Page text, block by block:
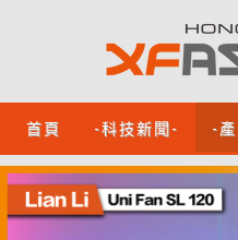
首頁 -科技新聞- -